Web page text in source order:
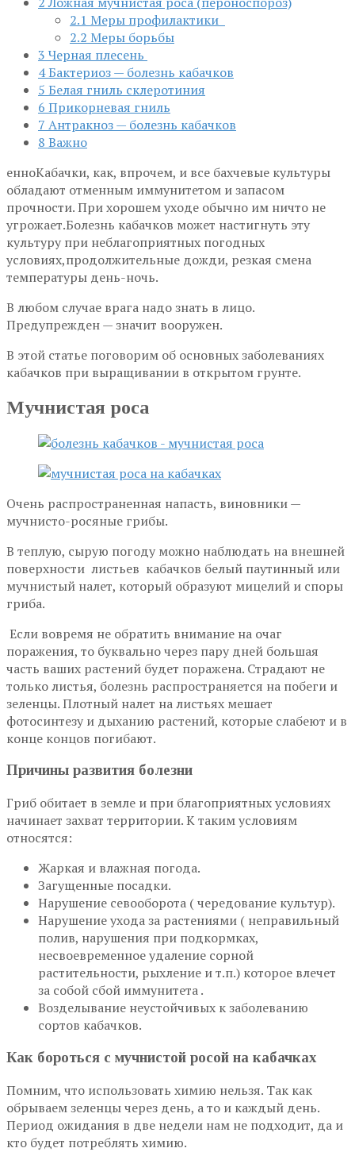
2.1 Меры профилактики
2.2 Меры борьбы
3 Черная плесень
4Бактериоз — болезнь кабачков
5 Белая гниль склеротиния
6 Прикорневая гниль
7 Антракноз — болезнь кабачков
8 Важно
енноКабачки, как, впрочем, и все бахчевые культуры
обладают отменным иммунитетом и запасом
прочности. При хорошем уходе обычно им ничто не
угрожает.Болезнь кабачков может настигнуть эту
культуру при неблагоприятных погодных
условиях,продолжительные дожди, резкая смена
температуры день-ночь.
В любом случае врага надо знать в лицо.
Предупрежден — значит вооружен.
В этой статье поговорим об основных заболеваниях
кабачков при выращивании в открытом грунте.
Мучнистая роса
Очень распространенная напасть, виновники —
мучнисто-росяные грибы.
В теплую, сырую погоду можно наблюдать на внешней
поверхности листьев кабачков белый паутинный или
мучнистый налет, который образуют мицелий и споры
гриба.
Если вовремя не обратить внимание на очаг
поражения, то буквально через пару дней большая
часть ваших растений будет поражена. Страдают не
только листья, болезнь распространяется на побеги и
зеленцы. Плотный налет на листьях мешает
фотосинтезу и дыханию растений, которые слабеют и в
конце концов погибают.
Причины развития болезни
Гриб обитает в земле и при благоприятных условиях
начинает захват территории. К таким условиям
относятся:
Жаркая и влажная погода.
Загущенные посадки.
Нарушение севооборота ( чередование культур).
Нарушение ухода за растениями ( неправильный
полив, нарушения при подкормках,
несвоевременное удаление сорной
растительности, рыхление и т.п.) которое влечет
за собой сбой иммунитета .
Возделывание неустойчивых к заболеванию
сортов кабачков.
Как бороться с мучнистой росой на кабачках
Помним, что использовать химию нельзя. Так как
обрываем зеленцы через день, а то и каждый день.
Период ожидания в две недели нам не подходит, да и
кто будет потреблять химию.